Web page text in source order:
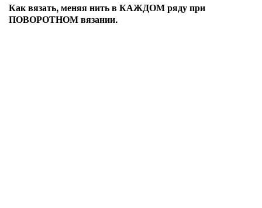
Как вязать, меняя нить в КАЖДОМ ряду при
ПОВОРОТНОМ вязании.